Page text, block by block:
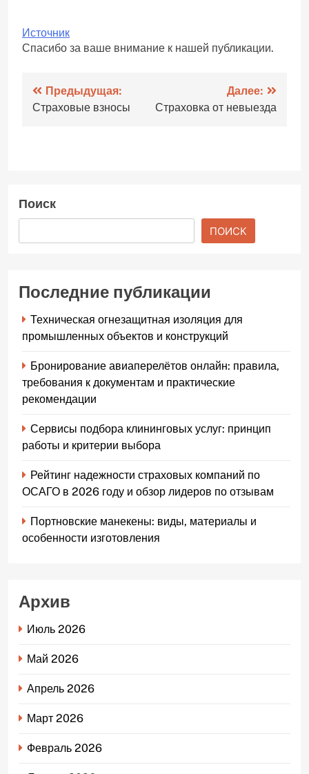
Источник
Спасибо за ваше внимание к нашей публикации.
Навигация
по
Предыдущая:
Страховые взносы
Далее:
Страховка от невыезда
Поиск
ПОИСК
Последние публикации
Техническая огнезащитная изоляция для
промышленных объектов и конструкций
Бронирование авиаперелётов онлайн: правила,
требования к документам и практические
рекомендации
Сервисы подбора клининговых услуг: принцип
работы и критерии выбора
Рейтинг надежности страховых компаний по
ОСАГО в 2026 году и обзор лидеров по отзывам
Портновские манекены: виды, материалы и
особенности изготовления
Архив
Июль 2026
Май 2026
Апрель 2026
Март 2026
Февраль 2026